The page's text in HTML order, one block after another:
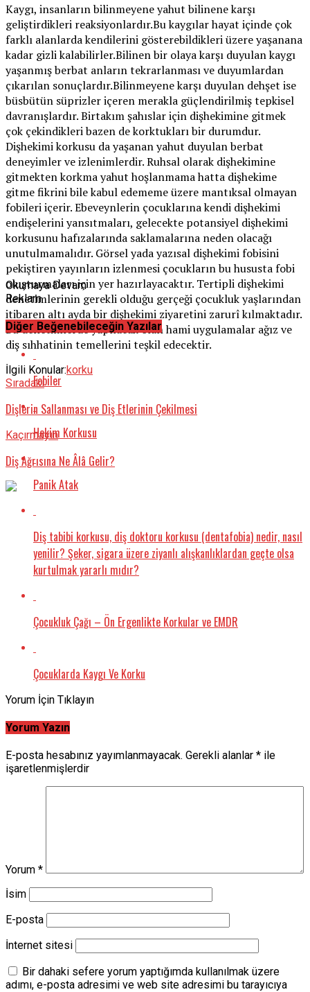
Kaygı, insanların bilinmeyene yahut bilinene karşı
geliştirdikleri reaksiyonlardır.Bu kaygılar hayat içinde çok
farklı alanlarda kendilerini gösterebildikleri üzere yaşanana
kadar gizli kalabilirler.Bilinen bir olaya karşı duyulan kaygı
yaşanmış berbat anların tekrarlanması ve duyumlardan
çıkarılan sonuçlardır.Bilinmeyene karşı duyulan dehşet ise
büsbütün süprizler içeren merakla güçlendirilmiş tepkisel
davranışlardır. Birtakım şahıslar için dişhekimine gitmek
çok çekindikleri bazen de korktukları bir durumdur.
Dişhekimi korkusu da yaşanan yahut duyulan berbat
deneyimler ve izlenimlerdir. Ruhsal olarak dişhekimine
gitmekten korkma yahut hoşlanmama hatta dişhekime
gitme fikrini bile kabul edememe üzere mantıksal olmayan
fobileri içerir. Ebeveynlerin çocuklarına kendi dişhekimi
endişelerini yansıtmaları, gelecekte potansiyel dişhekimi
korkusunu hafızalarında saklamalarına neden olacağı
unutulmamalıdır. Görsel yada yazısal dişhekimi fobisini
pekiştiren yayınların izlenmesi çocukların bu hususta fobi
oluşturmaları için yer hazırlayacaktır. Tertipli dişhekimi
denetimlerinin gerekli olduğu gerçeği çocukluk yaşlarından
itibaren altı ayda bir dişhekimi ziyaretini zarurî kılmaktadır.
Bu denetimlerde yapılacak olan hami uygulamalar ağız ve
diş sıhhatinin temellerini teşkil edecektir.
İlgili Konular:korku
Sıradaki
Dişlerin Sallanması ve Diş Etlerinin Çekilmesi
Kaçırmayın
Diş Ağrısına Ne Âlâ Gelir?
Okumaya Devam
Reklam
Diğer Beğenebileceğin Yazılar
Fobiler
Hekim Korkusu
Panik Atak
Diş tabibi korkusu, diş doktoru korkusu (dentafobia) nedir, nasıl
yenilir? Şeker, sigara üzere ziyanlı alışkanlıklardan geçte olsa
kurtulmak yararlı mıdır?
Çocukluk Çağı – Ön Ergenlikte Korkular ve EMDR
Çocuklarda Kaygı Ve Korku
Yorum İçin Tıklayın
Yorum Yazın
E-posta hesabınız yayımlanmayacak. Gerekli alanlar * ile
işaretlenmişlerdir
Yorum *
İsim
E-posta
İnternet sitesi
Bir dahaki sefere yorum yaptığımda kullanılmak üzere
adımı, e-posta adresimi ve web site adresimi bu tarayıcıya